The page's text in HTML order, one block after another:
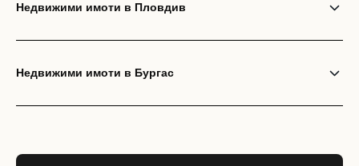
Недвижими имоти в Пловдив
Недвижими имоти в Бургас